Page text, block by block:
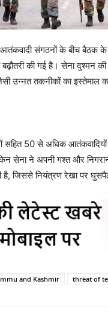
संगठनों के बीच बैठक के
की गई है। सेना दुश्मन
उन्नत तकनीकों का इस्तेमाल
50 से अधिक आतंकवादियों
सेना ने अपनी गश्त और
है, जिससे नियंत्रण रेखा पर
and Kashmir threat of